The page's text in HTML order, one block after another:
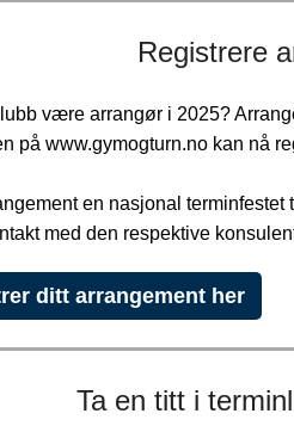
Registrere
være arrangør i 2025?
på www.gymogturn.no kan nå
en nasjonal
med den respektive
ditt arrangement her
Ta en titt i